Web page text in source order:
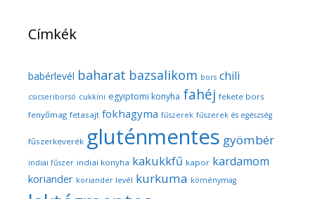
Címkék
babérlevél baharat bazsalikom bors chili
csicseriborsó cukkíni egyiptomi konyha fahéj fekete bors
fenyőmag fetasajt fokhagyma fűszerek fűszerek és egészség
fűszerkeverék gluténmentes gyömbér
indiai fűszer indiai konyha kakukkfű kapor kardamom
koriander koriander levél kurkuma köménymag